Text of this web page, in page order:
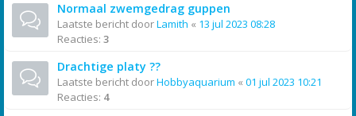
Normaal zwemgedrag guppen
Laatste bericht doorLamith « 13 jul 2023 08:28
Reacties: 3
Drachtige platy ??
Laatste bericht doorHobbyaquarium « 01 jul 2023 10:21
Reacties: 4